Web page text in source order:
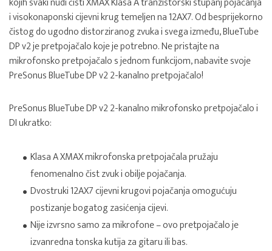
i visokonaponski cijevni krug temeljen na 12AX7. Od besprijekorno
čistog do ugodno distorziranog zvuka i svega između, BlueTube
DP v2 je pretpojačalo koje je potrebno. Ne pristajte na
mikrofonsko pretpojačalo s jednom funkcijom, nabavite svoje
PreSonus BlueTube DP v2 2-kanalno pretpojačalo!
PreSonus BlueTube DP v2 2-kanalno mikrofonsko pretpojačalo i
DI ukratko:
Klasa A XMAX mikrofonska pretpojačala pružaju
fenomenalno čist zvuk i obilje pojačanja.
Dvostruki 12AX7 cijevni krugovi pojačanja omogućuju
postizanje bogatog zasićenja cijevi.
Nije izvrsno samo za mikrofone – ovo pretpojačalo je
izvanredna tonska kutija za gitaru ili bas.